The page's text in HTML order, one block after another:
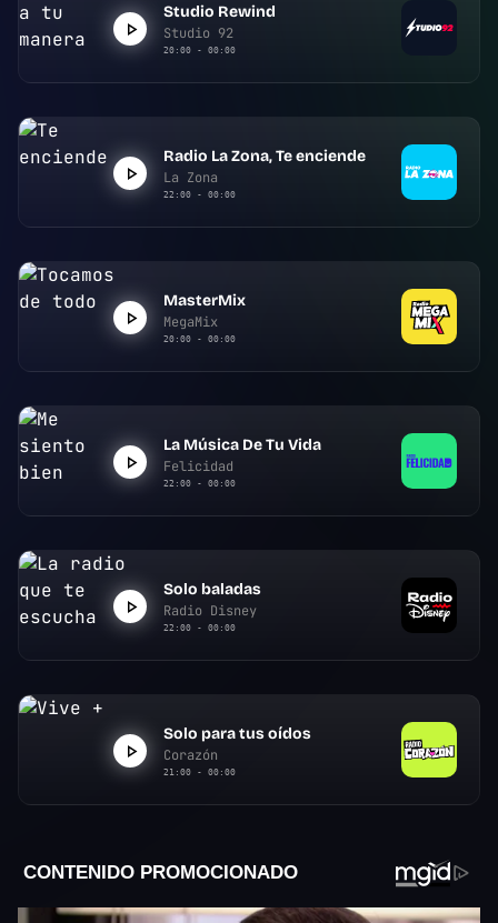
Studio Rewind
Studio 92
20:00 - 00:00
Radio La Zona, Te enciende
La Zona
22:00 - 00:00
MasterMix
MegaMix
20:00 - 00:00
La Música De Tu Vida
Felicidad
22:00 - 00:00
Solo baladas
Radio Disney
22:00 - 00:00
Solo para tus oídos
Corazón
21:00 - 00:00